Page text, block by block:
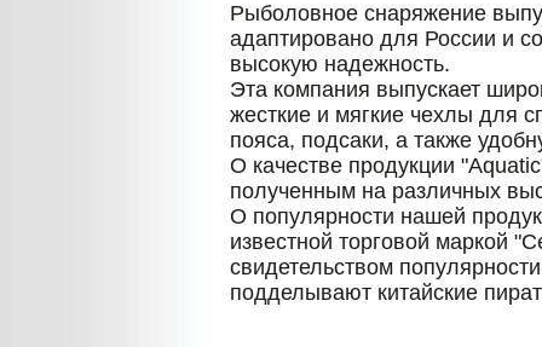
Рыболовное снаряжение
адаптировано для России и
высокую надежность.
Эта компания выпускает
жесткие и мягкие чехлы для
пояса, подсаки, а также
О качестве продукции
полученным на различных
О популярности нашей
известной торговой маркой
свидетельством
подделывают китайские